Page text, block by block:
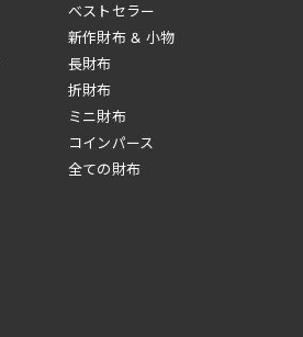
べストセラー
新作財布 & 小物
長財布
折財布
ミニ財布
コインパース
全ての財布